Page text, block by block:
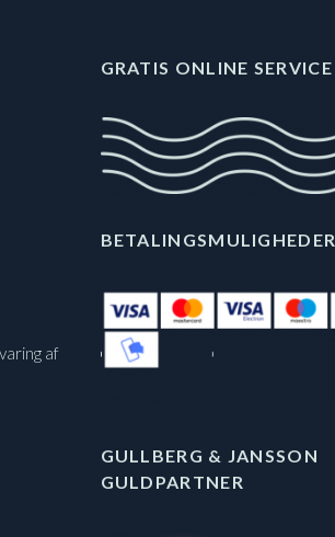
af
GRATIS ONLINE SERVICE
BETALINGSMULIGHEDER
GULLBERG & JANSSON
GULDPARTNER